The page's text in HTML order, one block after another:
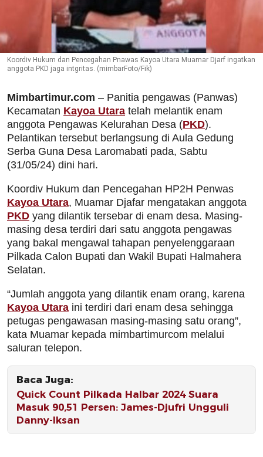
Koordiv Hukum dan Pencegahan Pnawas Kayoa Utara Muamar Djarf ingatkan
anggota PKD jaga intgritas. (mimbarFoto/Fik)
Mimbartimur.com – Panitia pengawas (Panwas)
Kecamatan Kayoa Utara telah melantik enam
anggota Pengawas Kelurahan Desa (PKD).
Pelantikan tersebut berlangsung di Aula Gedung
Serba Guna Desa Laromabati pada, Sabtu
(31/05/24) dini hari.
Koordiv Hukum dan Pencegahan HP2H Penwas
Kayoa Utara, Muamar Djafar mengatakan anggota
PKD yang dilantik tersebar di enam desa. Masing-
masing desa terdiri dari satu anggota pengawas
yang bakal mengawal tahapan penyelenggaraan
Pilkada Calon Bupati dan Wakil Bupati Halmahera
Selatan.
“Jumlah anggota yang dilantik enam orang, karena
Kayoa Utara ini terdiri dari enam desa sehingga
petugas pengawasan masing-masing satu orang”,
kata Muamar kepada mimbartimurcom melalui
saluran telepon.
Baca Juga:
Quick Count Pilkada Halbar 2024 Suara
Masuk 90,51 Persen: James-Djufri Ungguli
Danny-Iksan